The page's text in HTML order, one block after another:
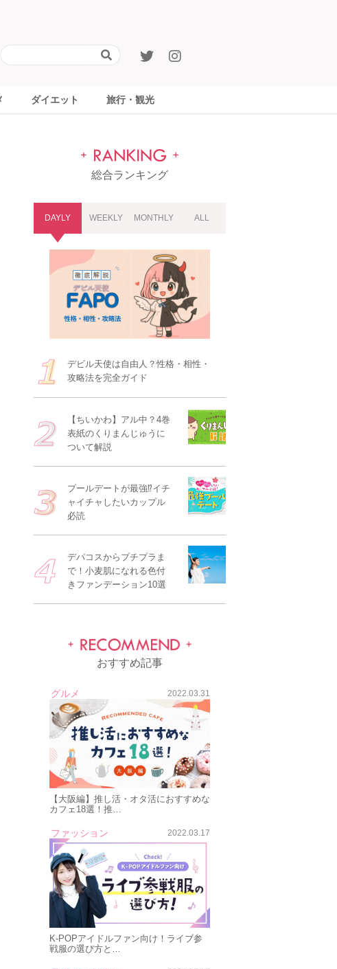
ダイエット 旅行・観光
総合ランキング
DAYLY WEEKLY MONTHLY ALL
デビル天使は自由人？性格・相性・
攻略法を完全ガイド
【ちいかわ】アル中？4巻
表紙のくりまんじゅうに
ついて解説
プールデートが最強⁉イチ
ャイチャしたいカップル
必読
デパコスからプチプラま
で！小麦肌になれる色付
きファンデーション10選
おすすめ記事
グルメ 2022.03.31
【大阪編】推し活・オタ活におすすめな
カフェ18選！推…
ファッション 2022.03.17
K-POPアイドルファン向け！ライブ参
戦服の選び方と…